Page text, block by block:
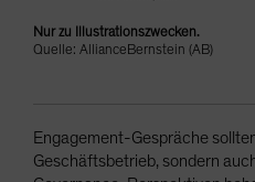
Nur zu Illustrationszwecken.
Quelle: AllianceBernstein (AB)
Engagement-Gespräche
Geschäftsbetrieb, sondern